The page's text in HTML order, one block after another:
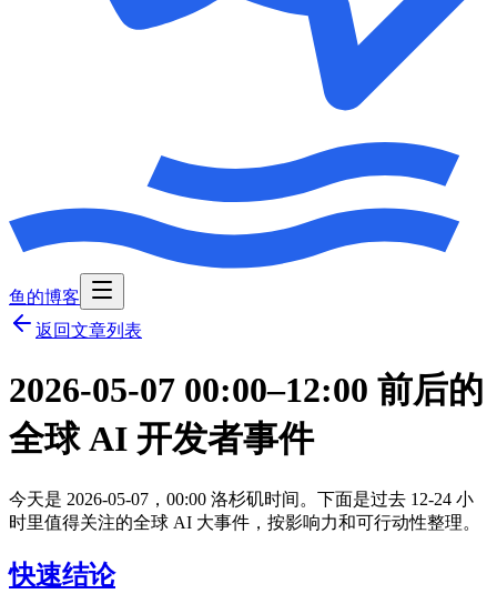
鱼的博客
返回文章列表
2026-05-07 00:00–12:00 前后的
全球 AI 开发者事件
今天是 2026-05-07，00:00 洛杉矶时间。下面是过去 12-24 小
时里值得关注的全球 AI 大事件，按影响力和可行动性整理。
快速结论